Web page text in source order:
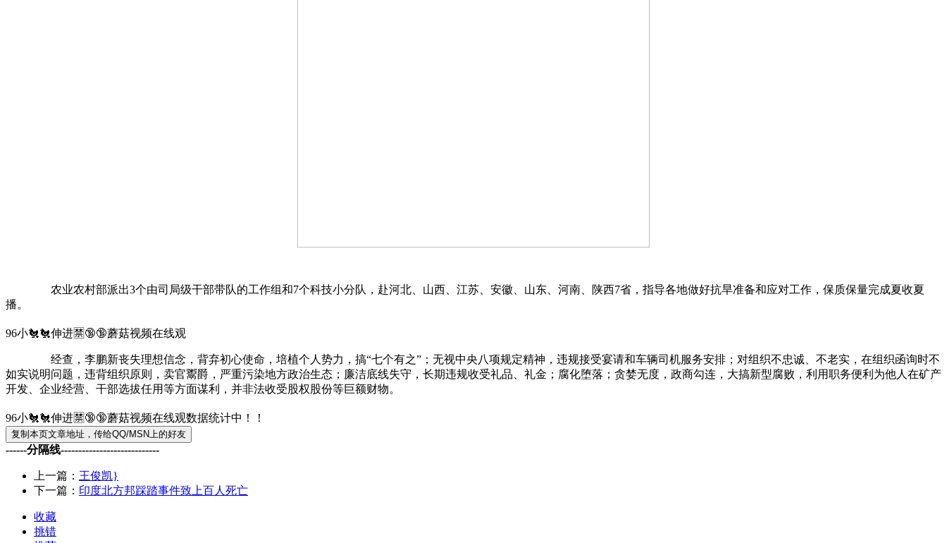
农业农村部派出3个由司局级干部带队的工作组和7个科技小分队，赴河北、山西、江苏、安徽、山东、河南、陕西7省，指导各地做好抗旱准备和应对工作，保质保量完成夏收夏
播。
96小🐔🐔伸进🈲🔞🔞蘑菇视频在线观
经查，李鹏新丧失理想信念，背弃初心使命，培植个人势力，搞“七个有之”；无视中央八项规定精神，违规接受宴请和车辆司机服务安排；对组织不忠诚、不老实，在组织函询时不
如实说明问题，违背组织原则，卖官鬻爵，严重污染地方政治生态；廉洁底线失守，长期违规收受礼品、礼金；腐化堕落；贪婪无度，政商勾连，大搞新型腐败，利用职务便利为他人在矿产
开发、企业经营、干部选拔任用等方面谋利，并非法收受股权股份等巨额财物。
96小🐔🐔伸进🈲🔞🔞蘑菇视频在线观数据统计中！！
------分隔线----------------------------
上一篇： 王俊凯}
下一篇： 印度北方邦踩踏事件致上百人死亡
收藏
挑错